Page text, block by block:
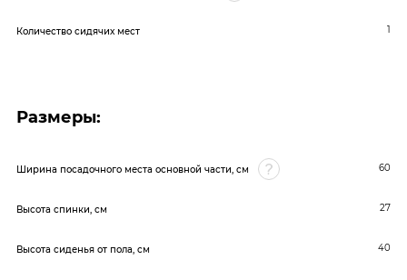
Количество сидячих мест 1
Размеры:
Ширина посадочного места основной части, см 60
Высота спинки, см 27
Высота сиденья от пола, см 40